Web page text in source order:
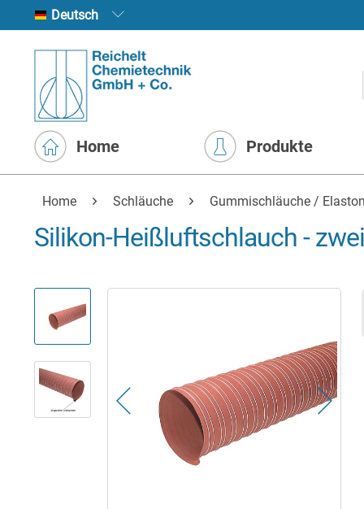
Deutsch
Home Produkte
Home Schläuche Gummischläuche /
Silikon-Heißluftschlauch -